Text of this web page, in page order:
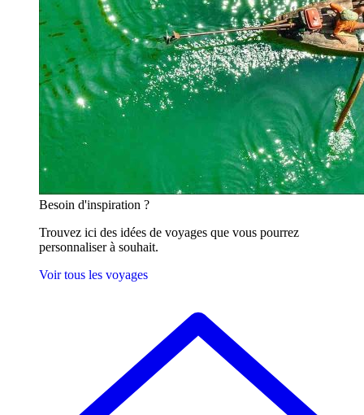
Besoin d'inspiration ?
Trouvez ici des idées de voyages que vous pourrez
personnaliser à souhait.
Voir tous les voyages